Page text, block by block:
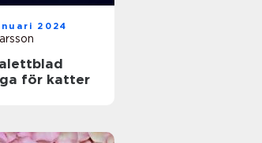
2024
för katter